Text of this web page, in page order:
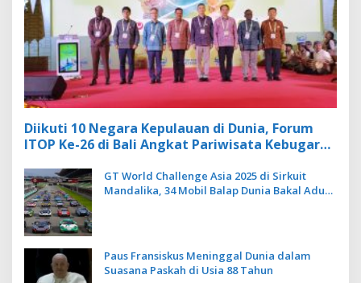
Diikuti 10 Negara Kepulauan di Dunia, Forum
ITOP Ke-26 di Bali Angkat Pariwisata Kebugaran
GT World Challenge Asia 2025 di Sirkuit
Mandalika, 34 Mobil Balap Dunia Bakal Adu
Paus Fransiskus Meninggal Dunia dalam
Suasana Paskah di Usia 88 Tahun